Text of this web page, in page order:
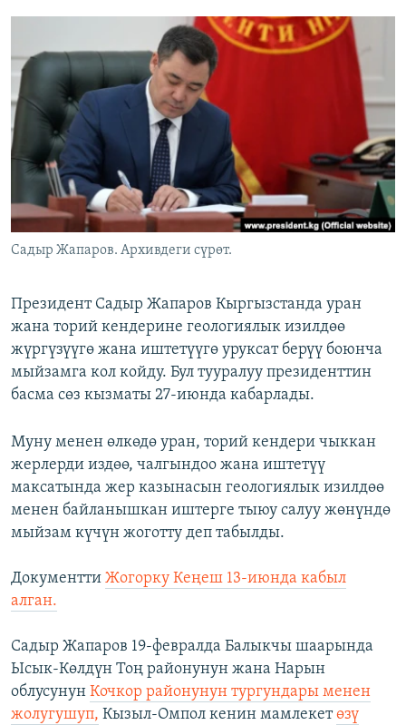
ЭЖЕ-СИҢДИЛЕР
АЗАТТЫК+
ЫҢГАЙСЫЗ СУРООЛОР
Русский
ОНЛАЙН ШЕРИНЕ
ЭЕ/АРнун бардык сайттары
Садыр Жапаров. Архивдеги сүрөт.
Президент Садыр Жапаров Кыргызстанда уран
жана торий кендерине геологиялык изилдөө
жүргүзүүгө жана иштетүүгө уруксат берүү боюнча
мыйзамга кол койду. Бул тууралуу президенттин
басма сөз кызматы 27-июнда кабарлады.
Муну менен өлкөдө уран, торий кендери чыккан
жерлерди издөө, чалгындоо жана иштетүү
максатында жер казынасын геологиялык изилдөө
менен байланышкан иштерге тыюу салуу жөнүндө
мыйзам күчүн жоготту деп табылды.
Документти Жогорку Кеңеш 13-июнда кабыл
алган.
Садыр Жапаров 19-февралда Балыкчы шаарында
Ысык-Көлдүн Тоң районунун жана Нарын
облусунун Кочкор районунун тургундары менен
жолугушуп, Кызыл-Омпол кенин мамлекетөзү